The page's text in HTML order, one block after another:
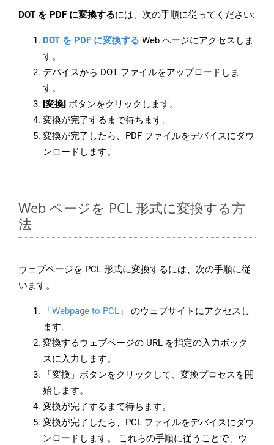
DOT を PDF に変換するには、次の手順に従ってください:
DOT を PDF に変換する Web ページにアクセスしま
す。
デバイスから DOT ファイルをアップロードしま
す。
[変換] ボタンをクリックします。
変換が完了するまで待ちます。
変換が完了したら、PDF ファイルをデバイスにダウ
ンロードします。
Web ページを PCL 形式に変換する方
法
ウェブページを PCL 形式に変換するには、次の手順に従
います。
「Webpage to PCL」
のウェブサイトにアクセスし
ます。
変換するウェブページの URL を指定の入力ボック
スに入力します。
「変換」ボタンをクリックして、変換プロセスを開
始します。
変換が完了するまで待ちます。
変換が完了したら、PCL ファイルをデバイスにダウ
ンロードします。 これらの手順に従うことで、ウ